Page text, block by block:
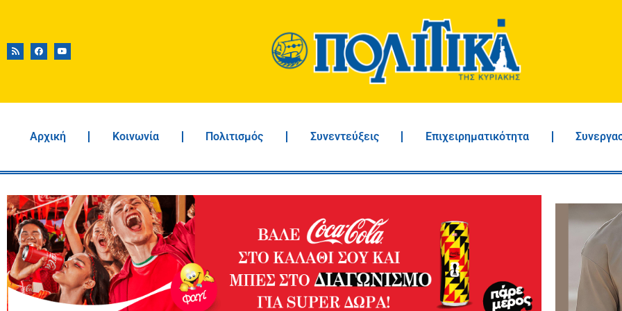
Αρχική Κοινωνία Πολιτισμός Συνεντεύξεις Επιχειρηματικότητα